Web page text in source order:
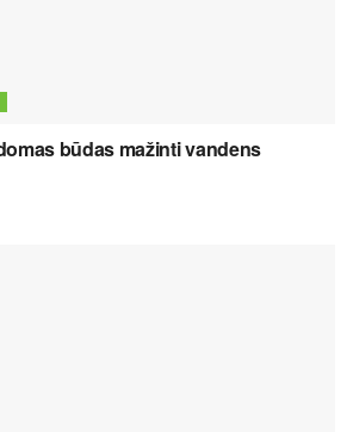
būdas mažinti vandens